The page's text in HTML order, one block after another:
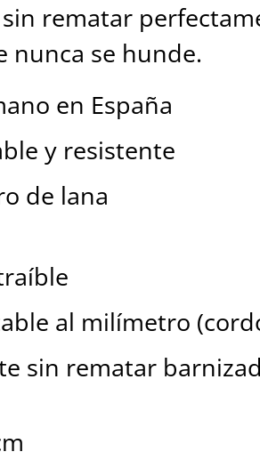
rematar
nunca se hunde.
en España
y resistente
de lana
al milímetro
sin rematar